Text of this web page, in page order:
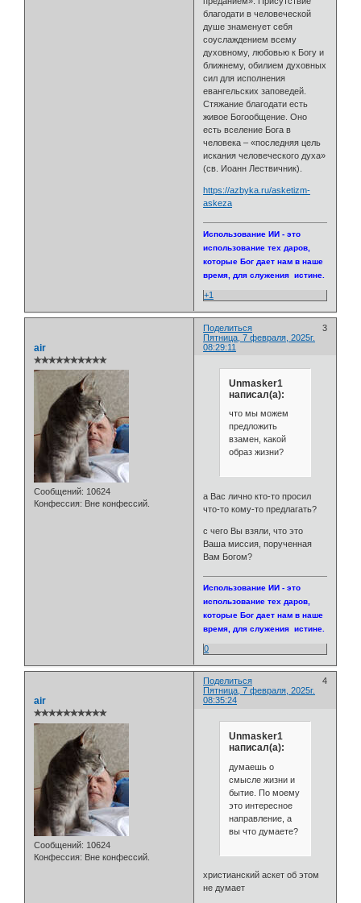
благодати в человеческой
душе знаменует себя
соуслаждением всему
духовному, любовью к Богу и
ближнему, обилием духовных
сил для исполнения
евангельских заповедей.
Стяжание благодати есть
живое Богообщение. Оно
есть вселение Бога в
человека – «последняя цель
искания человеческого духа»
(св. Иоанн Лествичник).
https://azbyka.ru/asketizm-
askeza
Использование ИИ - это
использование тех даров,
которые Бог дает нам в наше
время, для служения истине.
+1
Поделиться
3
Пятница, 7 февраля, 2025г.
08:29:11
air
✯✯✯✯✯✯✯✯✯✯
Сообщений: 10624
Конфессия: Вне конфессий.
Unmasker1
написал(а):
что мы можем
предложить
взамен, какой
образ жизни?
а Вас лично кто-то просил
что-то кому-то предлагать?
с чего Вы взяли, что это
Ваша миссия, порученная
Вам Богом?
Использование ИИ - это
использование тех даров,
которые Бог дает нам в наше
время, для служения истине.
0
Поделиться
4
Пятница, 7 февраля, 2025г.
08:35:24
air
✯✯✯✯✯✯✯✯✯✯
Сообщений: 10624
Конфессия: Вне конфессий.
Unmasker1
написал(а):
думаешь о
смысле жизни и
бытие. По моему
это интересное
направление, а
вы что думаете?
христианский аскет об этом
не думает